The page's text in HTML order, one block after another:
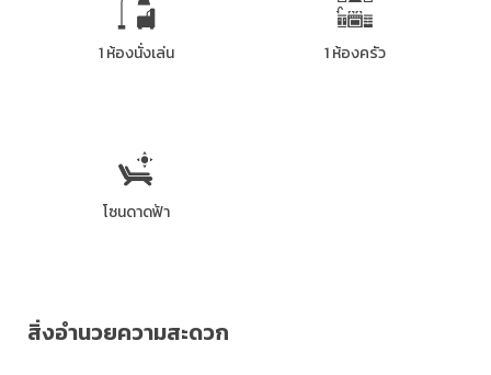
1 ห้องนั่งเล่น 1 ห้องครัว
โซนดาดฟ้า
สิ่งอำนวยความสะดวก